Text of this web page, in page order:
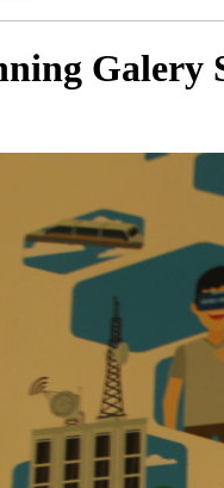
Galery